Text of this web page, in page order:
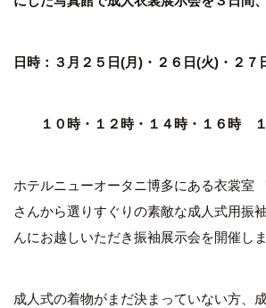
日時：３月２５日(月)・２６日(火)・２７
１０時・１２時・１４時・１６時
ホテルニューオータニ博多にある衣裳室
さんから選りすぐりの素敵な成人式用振
んにお越しいただき振袖展示会を開催し
成人式の着物がまだ決まっていない方、